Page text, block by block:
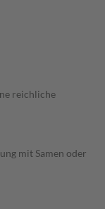
reichliche
mit Samen oder